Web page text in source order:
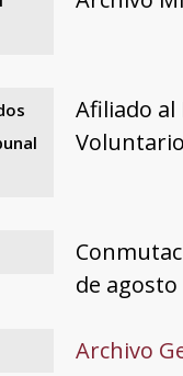
Afiliado al
de agosto
Archivo